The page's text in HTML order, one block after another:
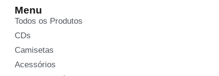
Menu
Todos os Produtos
CDs
Camisetas
Acessórios